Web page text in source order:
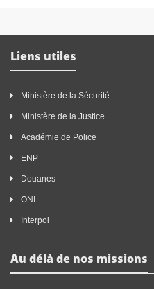
Liens utiles
Ministère de la Sécurité
Ministère de la Justice
Académie de Police
ENP
Douanes
ONI
Interpol
Au délà de nos missions